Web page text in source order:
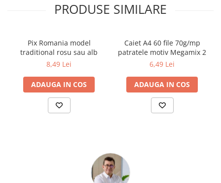
PRODUSE SIMILARE
Pix Romania model
traditional rosu sau alb
8,49 Lei
ADAUGA IN COS
Caiet A4 60 file 70g/mp
patratele motiv Megamix 2
6,49 Lei
ADAUGA IN COS